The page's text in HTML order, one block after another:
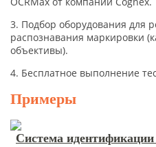
3. Подбор оборудования для
распознавания маркировки
объективы).
4. Бесплатное выполнение
Примеры
Система